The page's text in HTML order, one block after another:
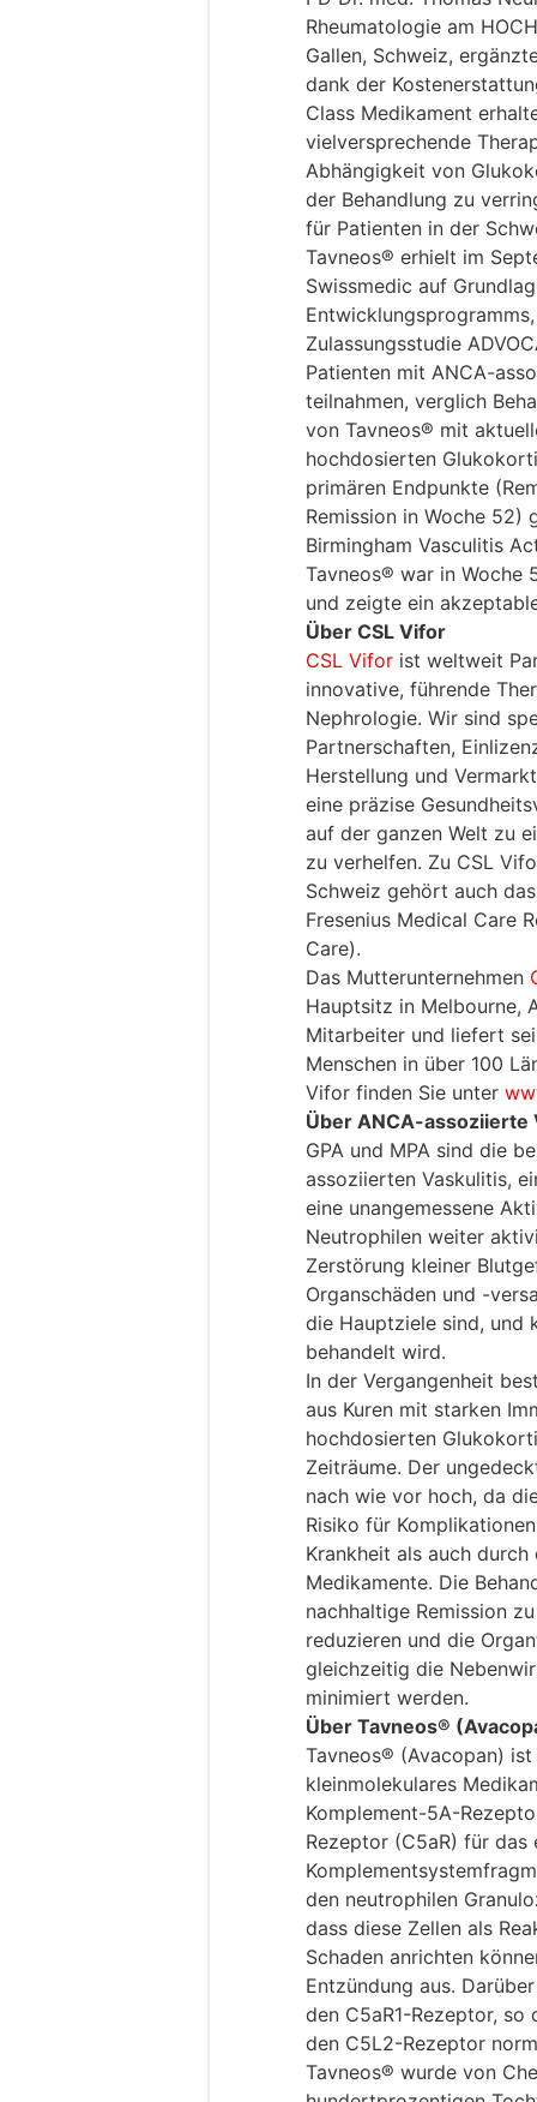
Rheumatologie am
Gallen, Schweiz,
dank der
Class Medikament
vielversprechende
Abhängigkeit von
der Behandlung zu
für Patienten in der
Tavneos® erhielt im
Swissmedic auf
Zulassungsstudie
Patienten mit ANCA-
teilnahmen, verglich
von Tavneos® mit
hochdosierten
primären Endpunkte
Remission in Woche 52)
Birmingham Vasculitis
Tavneos® war in Woche
und zeigte ein
Über CSL Vifor
CSL Vifor ist weltweit
innovative, führende
Nephrologie. Wir sind
Partnerschaften,
Herstellung und
eine präzise
auf der ganzen Welt zu
zu verhelfen. Zu CSL
Schweiz gehört auch
Fresenius Medical Care
Care).
Das Mutterunternehmen
Hauptsitz in Melbourne,
Mitarbeiter und liefert
Menschen in über 100
Vifor finden Sie unter
Über ANCA-assoziierte
GPA und MPA sind die
assoziierten Vaskulitis,
eine unangemessene
Neutrophilen weiter
Zerstörung kleiner
Organschäden und -
die Hauptziele sind, und
behandelt wird.
In der Vergangenheit
aus Kuren mit starken
hochdosierten
Zeiträume. Der
nach wie vor hoch, da
Risiko für
Krankheit als auch
Medikamente. Die
nachhaltige Remission
reduzieren und die
gleichzeitig die
minimiert werden.
Über Tavneos®
Tavneos® (Avacopan)
kleinmolekulares
Komplement-5A-
Rezeptor (C5aR) für
den neutrophilen
dass diese Zellen als
Schaden anrichten
Entzündung aus.
den C5aR1-Rezeptor,
den C5L2-Rezeptor
Tavneos® wurde von